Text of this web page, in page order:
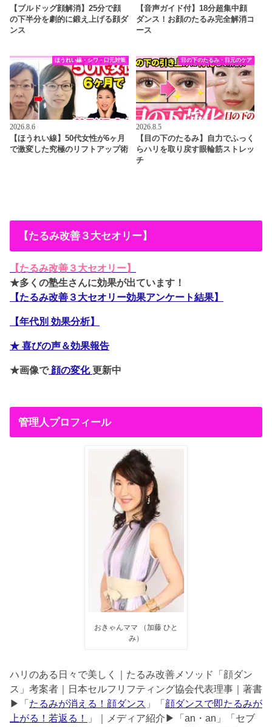
【ブルドッグ顔解消】25分で顔
の下半分を劇的に鍛え上げる顔ダ
ンス
【音声ガイド付】18分超集中顔
ダンス！お顔のたるみ完全解消コ
ース
ほうれい線・シワ・口元対策
2026.8.6
【ほうれい線】50代女性が6ヶ月
で激変した究極のリフトアップ術
目の下のたるみ・目元のケア
2026.8.5
【目の下のたるみ】自力でふっく
らハリを取り戻す眼輪筋ストレッ
チ
【たるみ改善３大セオリー】
【たるみ改善３大セオリー】
★多くの塾生さんに効果が出ています！
【たるみ改善３大セオリー効果アンケート結果】
【年代別 効果分析】
★ 喜びの声＆効果報告
★画像で顔の変化更新中
管理人プロフィール
おきゃんママ （加藤 ひと
み）
ハリのある日々で美しく｜たるみ改善メソッド「顔ダン
ス」考案者｜日本セルフリフティング協会代表理事｜著書
▶︎「 たるみが消える！顔ダンス 」「 顔ダンスで即たるみが
上がる！若返る！
」｜メディア紹介▶︎「an・an」「セブ